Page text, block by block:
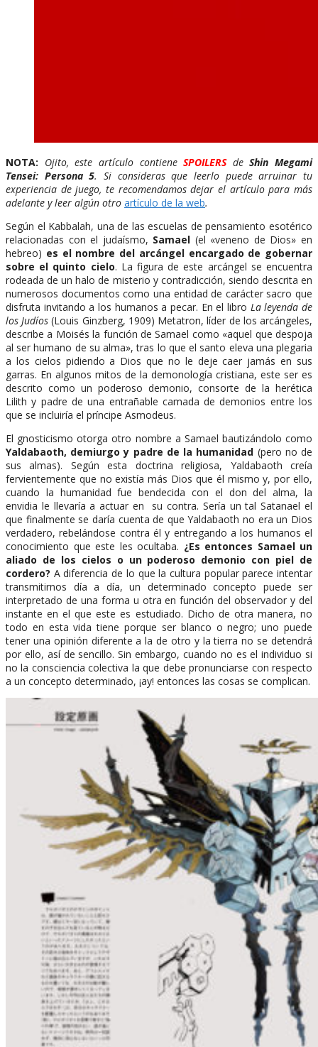
NOTA: Ojito, este artículo contieneSPOILERSdeShin Megami
Tensei: Persona 5. Si consideras que leerlo puede arruinar tu
experiencia de juego, te recomendamos dejar el artículo para más
adelante y leer algún otro artículo de la web.
Según el Kabbalah, una de las escuelas de pensamiento esotérico
relacionadas con el judaísmo, Samael (el «veneno de Dios» en
hebreo) es el nombre del arcángel encargado de gobernar
sobre el quinto cielo. La figura de este arcángel se encuentra
rodeada de un halo de misterio y contradicción, siendo descrita en
numerosos documentos como una entidad de carácter sacro que
disfruta invitando a los humanos a pecar. En el libro La leyenda de
los Judíos (Louis Ginzberg, 1909) Metatron, líder de los arcángeles,
describe a Moisés la función de Samael como «aquel que despoja
al ser humano de su alma», tras lo que el santo eleva una plegaria
a los cielos pidiendo a Dios que no le deje caer jamás en sus
garras. En algunos mitos de la demonología cristiana, este ser es
descrito como un poderoso demonio, consorte de la herética
Lilith y padre de una entrañable camada de demonios entre los
que se incluiría el príncipe Asmodeus.
El gnosticismo otorga otro nombre a Samael bautizándolo como
Yaldabaoth, demiurgo y padre de la humanidad (pero no de
sus almas). Según esta doctrina religiosa, Yaldabaoth creía
fervientemente que no existía más Dios que él mismo y, por ello,
cuando la humanidad fue bendecida con el don del alma, la
envidia le llevaría a actuar en su contra. Sería un tal Satanael el
que finalmente se daría cuenta de que Yaldabaoth no era un Dios
verdadero, rebelándose contra él y entregando a los humanos el
conocimiento que este les ocultaba. ¿Es entonces Samael un
aliado de los cielos o un poderoso demonio con piel de
cordero? A diferencia de lo que la cultura popular parece intentar
transmitirnos día a día, un determinado concepto puede ser
interpretado de una forma u otra en función del observador y del
instante en el que este es estudiado. Dicho de otra manera, no
todo en esta vida tiene porque ser blanco o negro; uno puede
tener una opinión diferente a la de otro y la tierra no se detendrá
por ello, así de sencillo. Sin embargo, cuando no es el individuo si
no la consciencia colectiva la que debe pronunciarse con respecto
a un concepto determinado, ¡ay! entonces las cosas se complican.